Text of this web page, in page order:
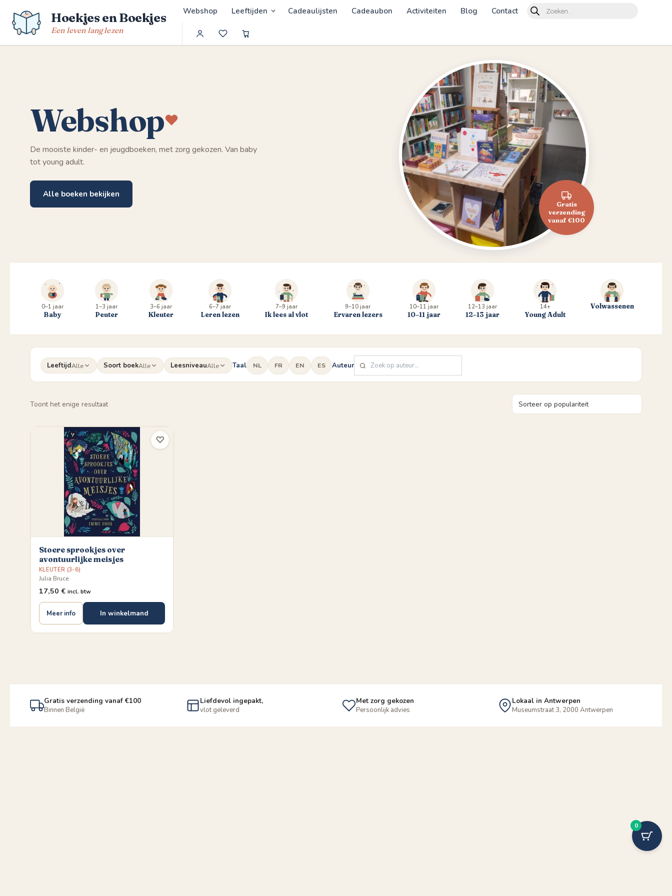
naar
inhoud
Hoekjes en Boekjes
Een leven lang lezen
Webshop Leeftijden Cadeaulijsten Cadeaubon Activiteiten Blog Contact
Products
search
Webshop
De mooiste kinder- en jeugdboeken, met zorg gekozen. Van baby
tot young adult.
Alle boeken bekijken
Gratis
verzending
vanaf €100
0–1 jaar
Baby
1–3 jaar
Peuter
3–6 jaar
Kleuter
6–7 jaar
Leren lezen
7–9 jaar
Ik lees al vlot
9–10 jaar
Ervaren lezers
10–11 jaar
10–11 jaar
12–13 jaar
12–13 jaar
14+
Young Adult
Volwassenen
LeeftijdAlle Soort boekAlle LeesniveauAlle Taal NL FR EN ES Auteur
Toont het enige resultaat
Stoere sprookjes over
avontuurlijke meisjes
KLEUTER (3-6)
Julia Bruce
17,50 € incl. btw
Meer info In winkelmand
♡
Gratis verzending vanaf €100
Binnen België
Liefdevol ingepakt,
vlot geleverd
Met zorg gekozen
Persoonlijk advies
Lokaal in Antwerpen
Museumstraat 3, 2000 Antwerpen
0